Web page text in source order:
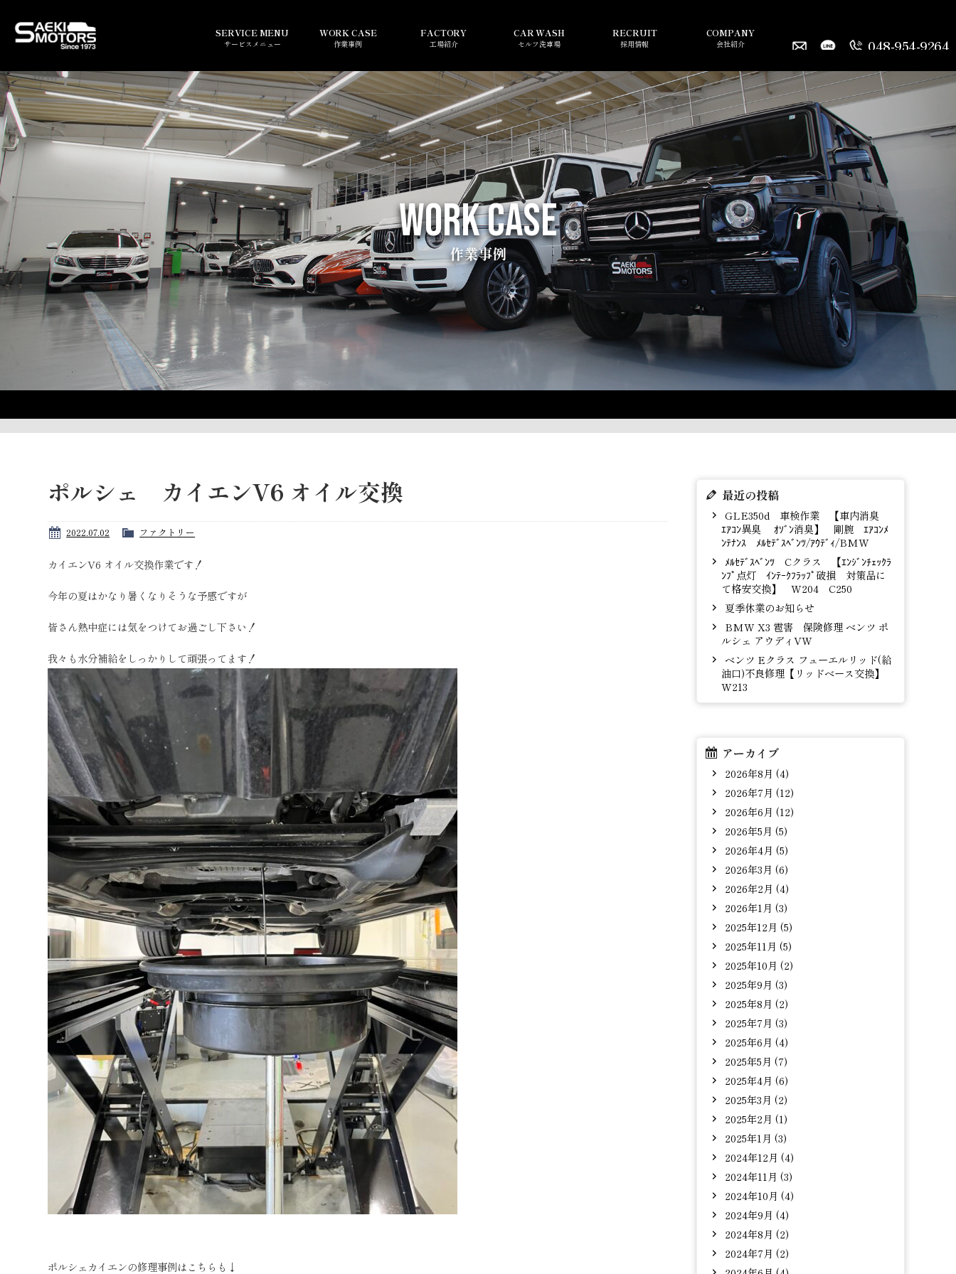
SERVICE MENU
サービスメニュー
WORK CASE
作業事例
FACTORY
工場紹介
CAR WASH
セルフ洗車場
RECRUIT
採用情報
COMPANY
会社紹介
WORK CASE
作業事例
ポルシェ カイエンV6 オイル交換
2022.07.02 ファクトリー
カイエンV6 オイル交換作業です！
今年の夏はかなり暑くなりそうな予感ですが
皆さん熱中症には気をつけてお過ごし下さい！
我々も水分補給をしっかりして頑張ってます！
ポルシェカイエンの修理事例はこちらも↓
最近の投稿
GLE350d 車検作業 【車内消臭
ｴｱｺﾝ異臭 ｵｿﾞﾝ消臭】 剛腕 ｴｱｺﾝﾒ
ﾝﾃﾅﾝｽ ﾒﾙｾﾃﾞｽﾍﾞﾝﾂ/ｱｳﾃﾞｨ/BMW
ﾒﾙｾﾃﾞｽﾍﾞﾝﾂ Cクラス 【ｴﾝｼﾞﾝﾁｪｯｸﾗ
ﾝﾌﾟ点灯 ｲﾝﾃｰｸﾌﾗｯﾌﾟ破損 対策品に
て格安交換】 W204 C250
夏季休業のお知らせ
BMW X3 雹害 保険修理 ベンツ ポ
ルシェ アウディVW
ベンツ Eクラス フューエルリッド(給
油口)不良修理【リッドベース交換】
W213
アーカイブ
2026年8月 (4)
2026年7月 (12)
2026年6月 (12)
2026年5月 (5)
2026年4月 (5)
2026年3月 (6)
2026年2月 (4)
2026年1月 (3)
2025年12月 (5)
2025年11月 (5)
2025年10月 (2)
2025年9月 (3)
2025年8月 (2)
2025年7月 (3)
2025年6月 (4)
2025年5月 (7)
2025年4月 (6)
2025年3月 (2)
2025年2月 (1)
2025年1月 (3)
2024年12月 (4)
2024年11月 (3)
2024年10月 (4)
2024年9月 (4)
2024年8月 (2)
2024年7月 (2)
048-954-9264